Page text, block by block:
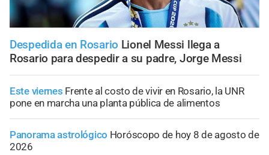
Despedida en Rosario Lionel Messi llega a
Rosario para despedir a su padre, Jorge Messi
Este viernes Frente al costo de vivir en Rosario, la UNR
pone en marcha una planta pública de alimentos
Panorama astrológico Horóscopo de hoy 8 de agosto de
2026